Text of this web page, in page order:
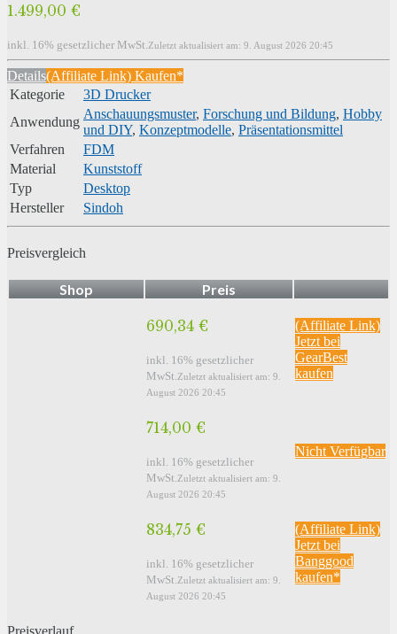
1.499,00 €
inkl. 16% gesetzlicher MwSt. Zuletzt aktualisiert am: 9. August 2026 20:45
Details(Affiliate Link) Kaufen*
Kategorie
3D Drucker
Anwendung
Anschauungsmuster, Forschung und Bildung, Hobby
und DIY, Konzeptmodelle, Präsentationsmittel
Verfahren
FDM
Material
Kunststoff
Typ
Desktop
Hersteller
Sindoh
Preisvergleich
Shop Preis
690,34 €
inkl. 16% gesetzlicher
MwSt. Zuletzt aktualisiert am: 9.
August 2026 20:45
(Affiliate Link)
Jetzt bei
GearBest
kaufen
714,00 €
inkl. 16% gesetzlicher
MwSt. Zuletzt aktualisiert am: 9.
August 2026 20:45
Nicht Verfügbar
834,75 €
inkl. 16% gesetzlicher
MwSt. Zuletzt aktualisiert am: 9.
August 2026 20:45
(Affiliate Link)
Jetzt bei
Banggood
kaufen*
Preisverlauf